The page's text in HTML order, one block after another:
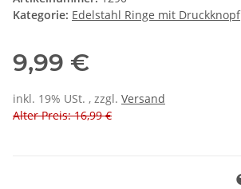
Kategorie: Edelstahl Ringe mit Druckknopf
9,99 €
inkl. 19% USt. , zzgl. Versand
Alter Preis: 16,99 €